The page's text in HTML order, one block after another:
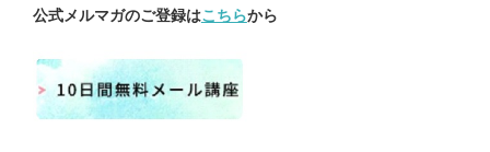
公式メルマガのご登録はこちらから